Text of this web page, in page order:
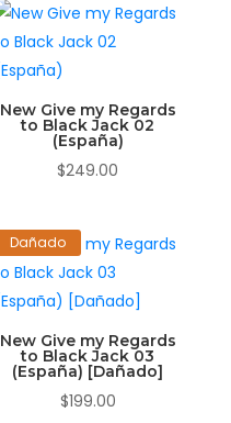
New Give my Regards
to Black Jack 02
(España)
$249.00
Dañado
New Give my Regards
to Black Jack 03
(España) [Dañado]
$199.00